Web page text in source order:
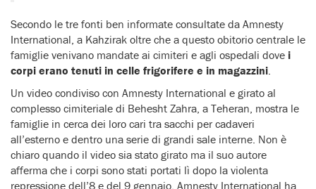
Secondo le tre fonti ben informate consultate da Amnesty
International, a Kahzirak oltre che a questo obitorio centrale le
famiglie venivano mandate ai cimiteri e agli ospedali dove i
corpi erano tenuti in celle frigorifere e in magazzini
Un video condiviso con Amnesty International e girato al
complesso cimiteriale di Behesht Zahra, a Teheran, mostra le
famiglie in cerca dei loro cari tra sacchi per cadaveri
all’esterno e dentro una serie di grandi sale interne. Non è
chiaro quando il video sia stato girato ma il suo autore
afferma che i corpi sono stati portati lì dopo la violenta
repressione dell’8 e del 9 gennaio. Amnesty International ha